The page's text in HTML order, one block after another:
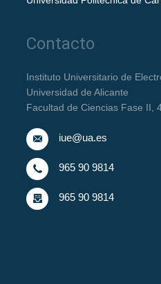
Contacto
Instituto Universitario de
Universidad de Alicante
Facultad de Ciencias Fase II,
iue@ua.es
965 90 9814
965 90 9814